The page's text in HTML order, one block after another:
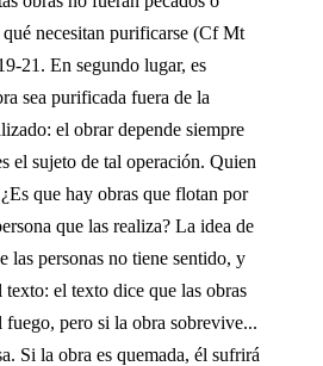
necesitan purificarse (Cf Mt
21. En segundo lugar, es
sea purificada fuera de la
el obrar depende siempre
el sujeto de tal operación. Quien
que hay obras que flotan por
que las realiza? La idea de
las personas no tiene sentido, y
el texto dice que las obras
fuego, pero si la obra sobrevive...
Si la obra es quemada, él sufrirá